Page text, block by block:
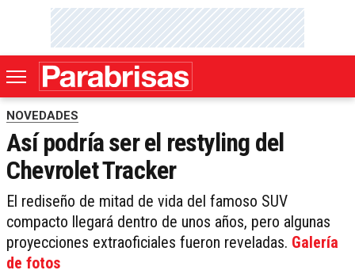
NOVEDADES
Así podría ser el restyling del
Chevrolet Tracker
El rediseño de mitad de vida del famoso SUV
compacto llegará dentro de unos años, pero algunas
proyecciones extraoficiales fueron reveladas. Galería
de fotos